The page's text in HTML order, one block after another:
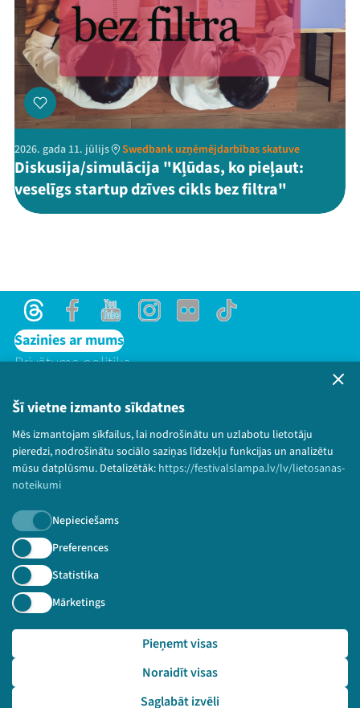
Šī vietne izmanto sīkdatnes
Mēs izmantojam sīkfailus, lai nodrošinātu un uzlabotu lietotāju
pieredzi, nodrošinātu sociālo saziņas līdzekļu funkcijas un analizētu
mūsu datplūsmu. Detalizētāk: https://festivalslampa.lv/lv/lietosanas-
noteikumi
Nepieciešams
Preferences
Statistika
Mārketings
Saglabāt izvēli
Noraidīt visas
Pieņemt visas
2026. gada 11. jūlijs Swedbank uzņēmējdarbības skatuve
Diskusija/simulācija "Kļūdas, ko pieļaut:
veselīgs startup dzīves cikls bez filtra"
ThreadsFacebookYoutubeInstagram
Flick TikTok
Sazinies ar mums
Privātuma politika
Bērnu aizsardzības politika
© 2026 Sarunu festivāls LAMPA Visas tiesības
paturētas.
Piesakies jaunumiem!
Nepalaid garām aktuālāko informāciju!
🔗 https://festivalslampa.lv/lv/video-arhivs/2979?sp